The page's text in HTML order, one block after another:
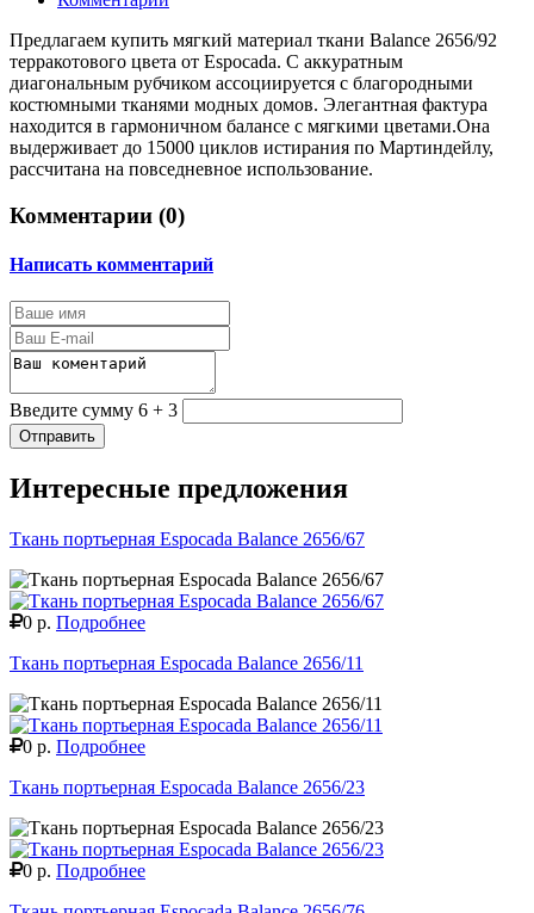
Предлагаем купить мягкий материал ткани Balance 2656/92
терракотового цвета от Espocada. С аккуратным
диагональным рубчиком ассоциируется с благородными
костюмными тканями модных домов. Элегантная фактура
находится в гармоничном балансе с мягкими цветами.Она
выдерживает до 15000 циклов истирания по Мартиндейлу,
рассчитана на повседневное использование.
Комментарии (0)
Написать комментарий
Введите сумму 6 + 3
Отправить
Интересные предложения
Ткань портьерная Espocada Balance 2656/67
0 р. Подробнее
Ткань портьерная Espocada Balance 2656/11
0 р. Подробнее
Ткань портьерная Espocada Balance 2656/23
0 р. Подробнее